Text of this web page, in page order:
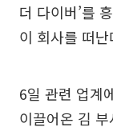
더 다이버’를
이 회사를 떠난
6일 관련 업계
이끌어온 김